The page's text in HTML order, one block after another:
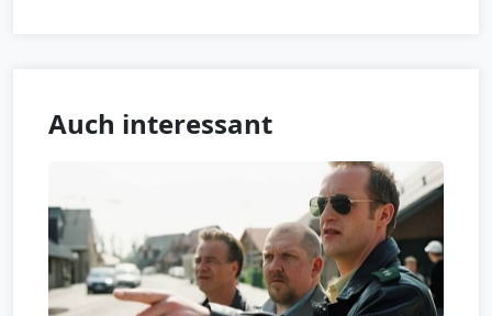
Auch interessant